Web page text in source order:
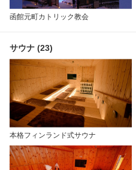
函館元町カトリック教会
サウナ (23)
本格フィンランド式サウナ